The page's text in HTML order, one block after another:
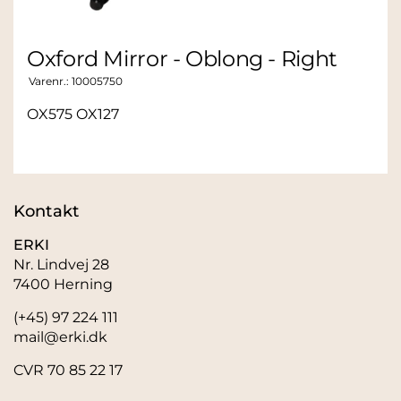
Oxford Mirror - Oblong - Right
Varenr.: 10005750
OX575 OX127
Kontakt
ERKI
Nr. Lindvej 28
7400 Herning
(+45) 97 224 111
mail@erki.dk
CVR 70 85 22 17